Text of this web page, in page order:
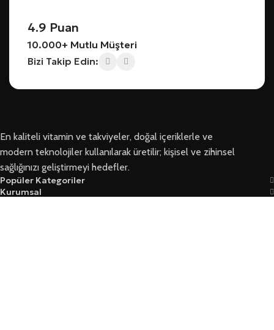
4.9 Puan
10.000+ Mutlu Müşteri
Bizi Takip Edin:
En kaliteli vitamin ve takviyeler, doğal içeriklerle ve
modern teknolojiler kullanılarak üretilir; kişisel ve zihinsel
sağlığınızı geliştirmeyi hedefler.
Popüler Kategoriler
Kurumsal